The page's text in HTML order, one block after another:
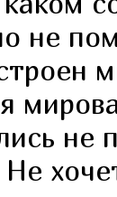
не
не